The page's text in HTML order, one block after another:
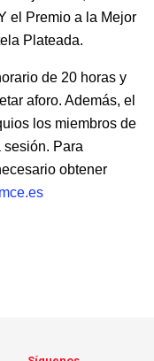
el Premio a la Mejor
Plateada.
de 20 horas y
aforo. Además, el
los miembros de
sesión. Para
obtener